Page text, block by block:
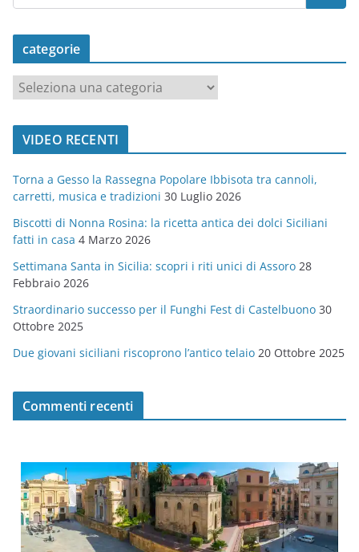
categorie
a
t
o
r
i
e
VIDEO RECENTI
Torna a Gesso la Rassegna Popolare Ibbisota tra cannoli,
carretti, musica e tradizioni 30 Luglio 2026
Biscotti di Nonna Rosina: la ricetta antica dei dolci Siciliani
fatti in casa 4 Marzo 2026
Settimana Santa in Sicilia: scopri i riti unici di Assoro 28
Febbraio 2026
Straordinario successo per il Funghi Fest di Castelbuono 30
Ottobre 2025
Due giovani siciliani riscoprono l’antico telaio 20 Ottobre 2025
Commenti recenti